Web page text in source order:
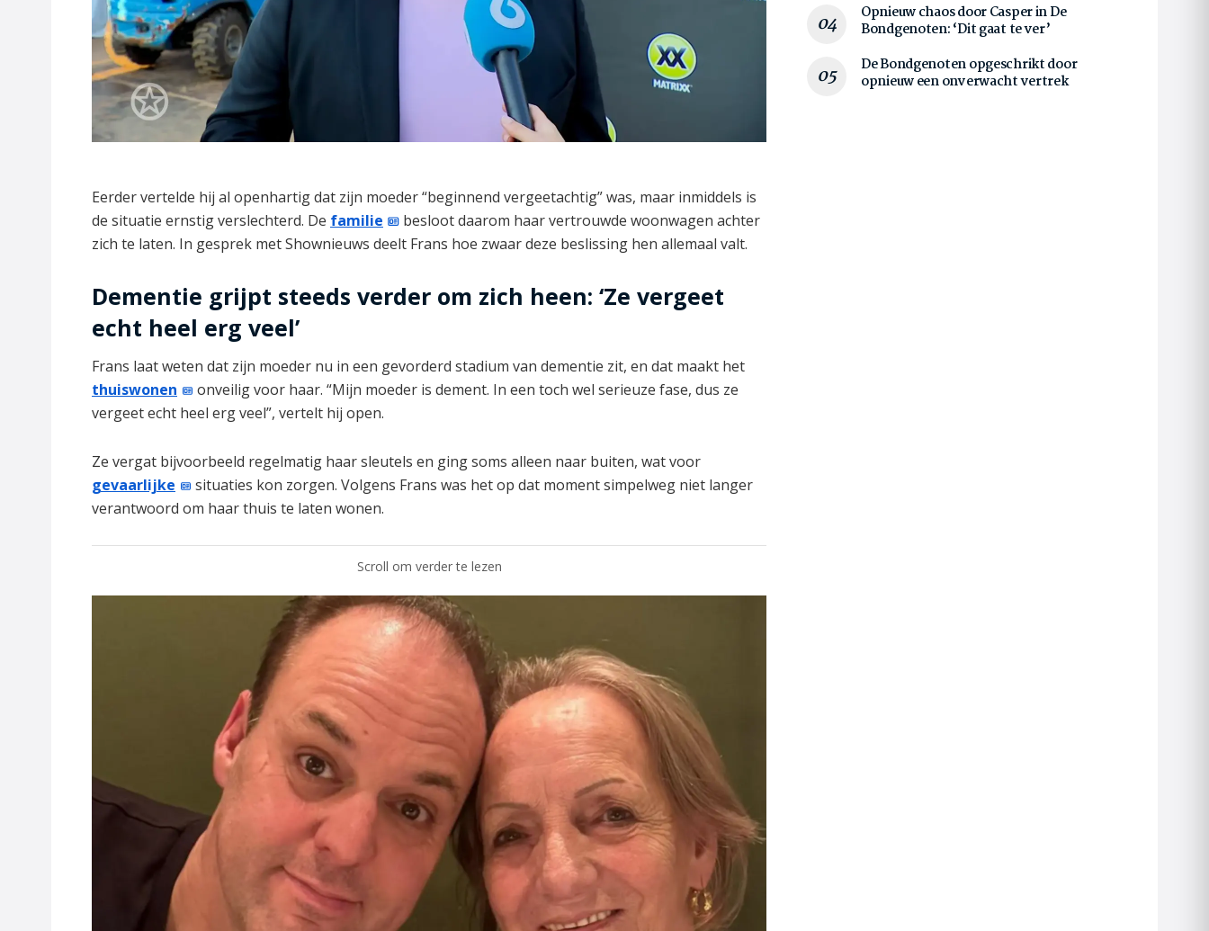
Eerder vertelde hij al openhartig dat zijn moeder “beginnend vergeetachtig” was, maar inmiddels is
de situatie ernstig verslechterd. De familie
besloot daarom haar vertrouwde woonwagen achter
zich te laten. In gesprek met Shownieuws deelt Frans hoe zwaar deze beslissing hen allemaal valt.
Dementie grijpt steeds verder om zich heen: ‘Ze vergeet
echt heel erg veel’
Frans laat weten dat zijn moeder nu in een gevorderd stadium van dementie zit, en dat maakt het
thuiswonen
onveilig voor haar. “Mijn moeder is dement. In een toch wel serieuze fase, dus ze
vergeet echt heel erg veel”, vertelt hij open.
Ze vergat bijvoorbeeld regelmatig haar sleutels en ging soms alleen naar buiten, wat voor
gevaarlijke
situaties kon zorgen. Volgens Frans was het op dat moment simpelweg niet langer
verantwoord om haar thuis te laten wonen.
Scroll om verder te lezen
Opnieuw chaos door Casper in De
Bondgenoten: ‘Dit gaat te ver’
De Bondgenoten opgeschrikt door
opnieuw een onverwacht vertrek